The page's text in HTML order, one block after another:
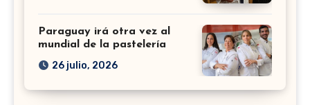
Paraguay irá otra vez al
mundial de la pastelería
26 julio, 2026